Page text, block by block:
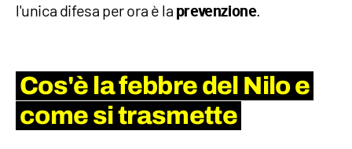
l'unica difesa per ora è la prevenzione.
Cos'è la febbre del Nilo e
come si trasmette